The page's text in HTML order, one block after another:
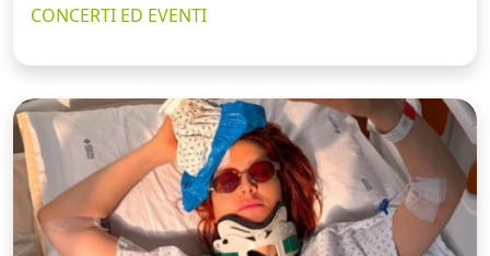
CONCERTI ED EVENTI